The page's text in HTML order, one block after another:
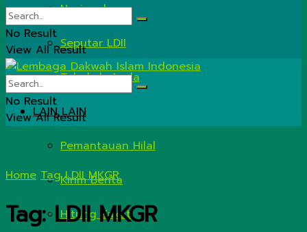
Nasional
Seputar LDII
Tahukah Anda
LAIN LAIN
Pemantauan Hilal
Kirim Berita
Hitung Zakat
No Result
View All Result
No Result
View All Result
Home Tag LDII MKGR
Tag:LDII MKGR